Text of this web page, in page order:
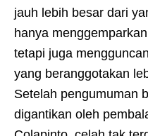
jauh lebih besar dari
hanya
tetapi juga
yang beranggotakan
Setelah pengumuman
digantikan oleh